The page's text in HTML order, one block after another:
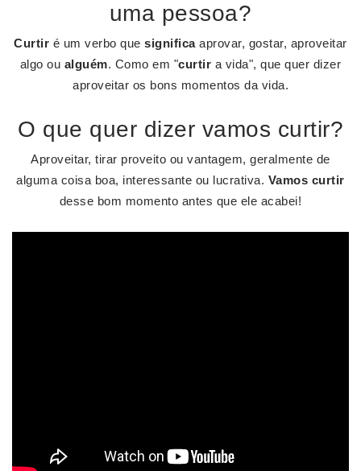
uma pessoa?
Curtir é um verbo quesignificaaprovar, gostar, aproveitar
algo ou alguém. Como em "curtir a vida", que quer dizer
aproveitar os bons momentos da vida.
O que quer dizer vamos curtir?
Aproveitar, tirar proveito ou vantagem, geralmente de
alguma coisa boa, interessante ou lucrativa. Vamos curtir
desse bom momento antes que ele acabei!